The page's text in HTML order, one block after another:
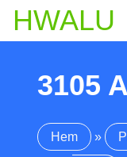
HWALU
3105
Hem »